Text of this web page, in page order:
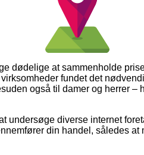
dødelige at sammenholde
fundet det
også til damer og herrer
undersøge diverse internet
din handel, således